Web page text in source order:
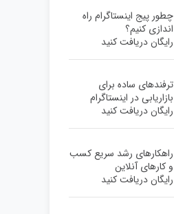
چطور پیج اینستاگرام راه
اندازی کنیم؟
رایگان دریافت کنید
ترفندهای ساده برای
بازاریابی در اینستاگرام
رایگان دریافت کنید
راهکارهای رشد سریع کسب
و کارهای آنلاین
رایگان دریافت کنید